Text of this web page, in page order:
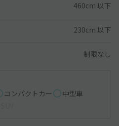
460cm 以下
230cm 以下
制限なし
コンパクトカー
中型車